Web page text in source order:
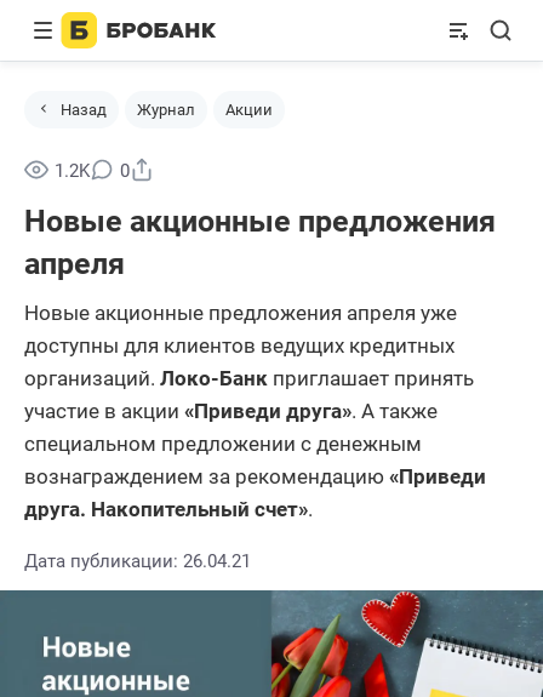
Назад Журнал Акции
1.2K 0
Новые акционные предложения
апреля
Новые акционные предложения апреля уже
доступны для клиентов ведущих кредитных
организаций. Локо-Банк приглашает принять
участие в акции «Приведи друга». А также
специальном предложении с денежным
вознаграждением за рекомендацию «Приведи
друга. Накопительный счет».
Дата публикации: 26.04.21